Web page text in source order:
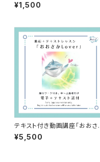
¥1,500
テキスト付き動画講座「おおさ
Lover」（電子教材＋テキスト送
付）
¥5,500